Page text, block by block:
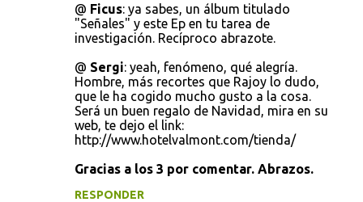
@ Ficus: ya sabes, un álbum titulado
"Señales" y este Ep en tu tarea de
investigación. Recíproco abrazote.
@ Sergi: yeah, fenómeno, qué alegría.
Hombre, más recortes que Rajoy lo dudo,
que le ha cogido mucho gusto a la cosa.
Será un buen regalo de Navidad, mira en su
web, te dejo el link:
http://www.hotelvalmont.com/tienda/
Gracias a los 3 por comentar. Abrazos.
RESPONDER